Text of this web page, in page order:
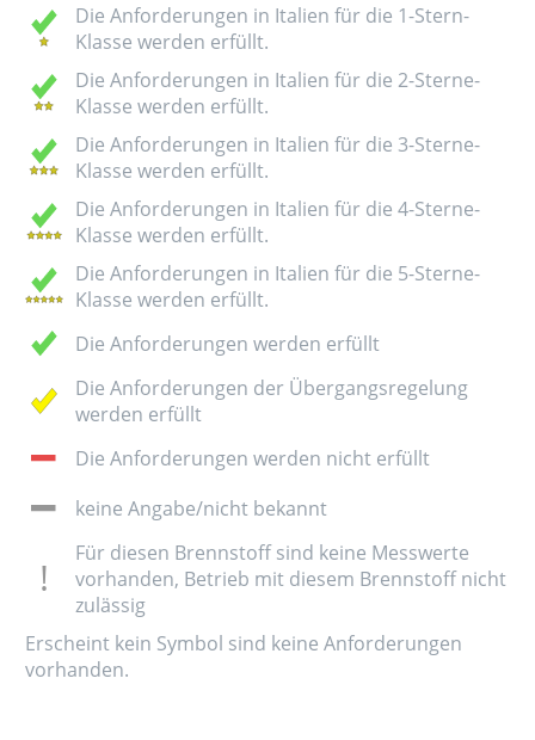
Die Anforderungen in Italien für die 1-Stern-
Klasse werden erfüllt.
Die Anforderungen in Italien für die 2-Sterne-
Klasse werden erfüllt.
Die Anforderungen in Italien für die 3-Sterne-
Klasse werden erfüllt.
Die Anforderungen in Italien für die 4-Sterne-
Klasse werden erfüllt.
Die Anforderungen in Italien für die 5-Sterne-
Klasse werden erfüllt.
Die Anforderungen werden erfüllt
Die Anforderungen der Übergangsregelung
werden erfüllt
Die Anforderungen werden nicht erfüllt
keine Angabe/nicht bekannt
Für diesen Brennstoff sind keine Messwerte
vorhanden, Betrieb mit diesem Brennstoff nicht
zulässig
Erscheint kein Symbol sind keine Anforderungen
vorhanden.